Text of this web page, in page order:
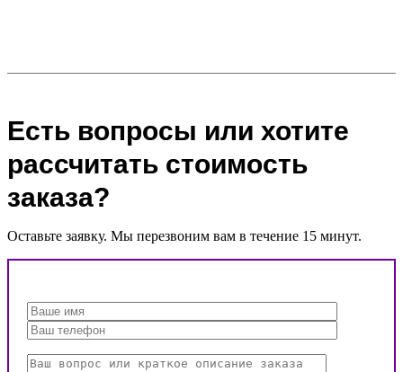
Есть вопросы или хотите
рассчитать стоимость
заказа?
Оставьте заявку. Мы перезвоним вам в течение 15 минут.